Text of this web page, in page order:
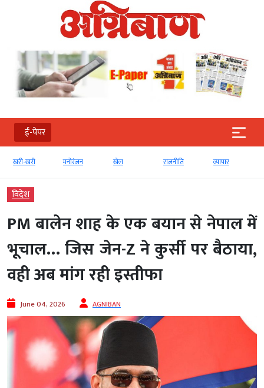
ई-पेपर
खरी-खरी मनोरंजन खेल राजनीति व्‍यापार
विदेश
PM बालेन शाह के एक बयान से नेपाल में
भूचाल… जिस जेन-Z ने कुर्सी पर बैठाया,
वही अब मांग रही इस्तीफा
June 04, 2026 AGNIBAN